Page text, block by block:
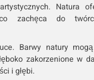
Natura
zachęca do
Barwy natury
zakorzenione w
i głębi.